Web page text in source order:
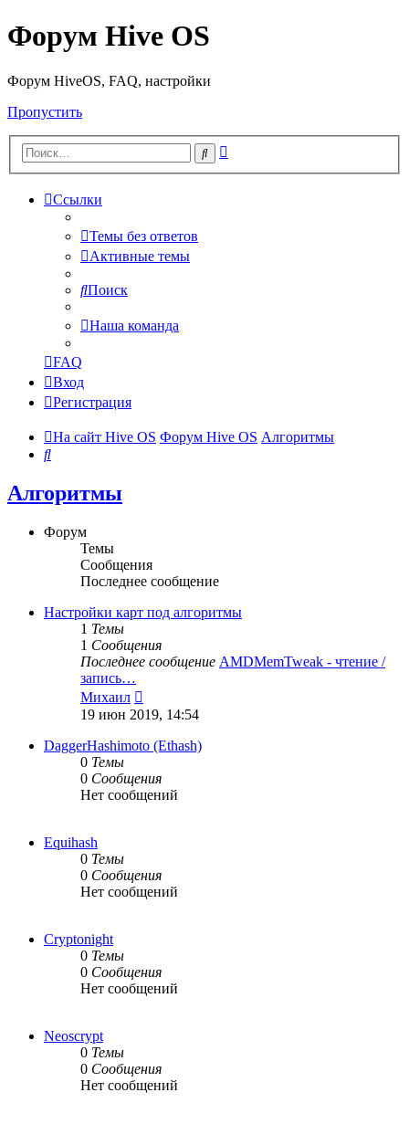
Форум Hive OS
Форум HiveOS, FAQ, настройки
Пропустить
Поиск
Ссылки
Темы без ответов
Активные темы
Поиск
Наша команда
FAQ
Вход
Регистрация
На сайт Hive OS Форум Hive OS Алгоритмы
Поиск
Алгоритмы
Форум
Темы
Сообщения
Последнее сообщение
Настройки карт под алгоритмы
1 Темы
1 Сообщения
Последнее сообщение AMDMemTweak - чтение /
запись…
Михаил
к
последнему
сообщению
19 июн 2019, 14:54
DaggerHashimoto (Ethash)
0 Темы
0 Сообщения
Нет сообщений
Equihash
0 Темы
0 Сообщения
Нет сообщений
Cryptonight
0 Темы
0 Сообщения
Нет сообщений
Neoscrypt
0 Темы
0 Сообщения
Нет сообщений